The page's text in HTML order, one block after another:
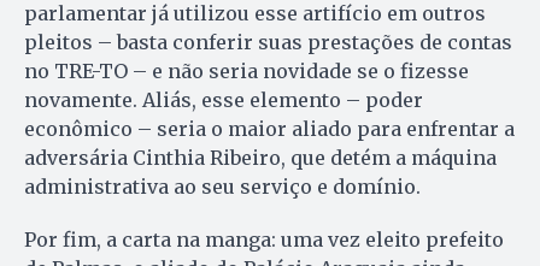
parlamentar já utilizou esse artifício em outros
pleitos – basta conferir suas prestações de contas
no TRE-TO – e não seria novidade se o fizesse
novamente. Aliás, esse elemento – poder
econômico – seria o maior aliado para enfrentar a
adversária Cinthia Ribeiro, que detém a máquina
administrativa ao seu serviço e domínio.
Por fim, a carta na manga: uma vez eleito prefeito